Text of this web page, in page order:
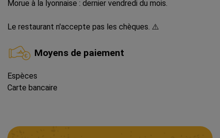
Morue à la lyonnaise : dernier vendredi du mois.
Le restaurant n'accepte pas les chèques. ⚠️
Moyens de paiement
Espèces
Carte bancaire